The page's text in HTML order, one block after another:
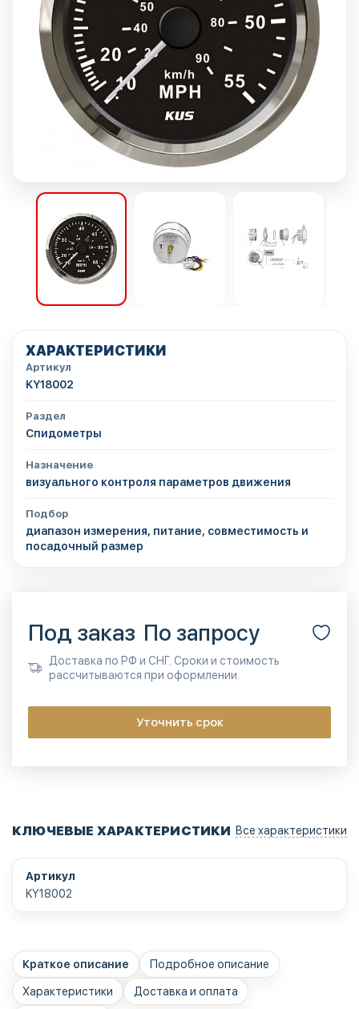
ХАРАКТЕРИСТИКИ
Артикул
KY18002
Раздел
Спидометры
Назначение
визуального контроля параметров движения
Подбор
диапазон измерения, питание, совместимость и
посадочный размер
Под заказ По запросу
Доставка по РФ и СНГ. Сроки и стоимость
рассчитываются при оформлении.
Уточнить срок
КЛЮЧЕВЫЕ ХАРАКТЕРИСТИКИ Все характеристики
Артикул
KY18002
Краткое описание Подробное описание
Характеристики Доставка и оплата